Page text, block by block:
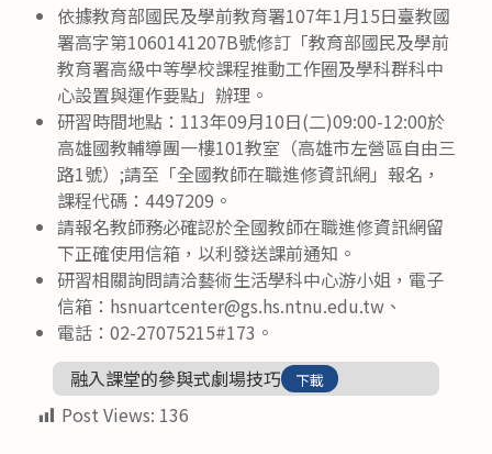
依據教育部國民及學前教育署107年1月15日臺教國
署高字第1060141207B號修訂「教育部國民及學前
教育署高級中等學校課程推動工作圈及學科群科中
心設置與運作要點」辦理。
研習時間地點：113年09月10日(二)09:00-12:00於
高雄國教輔導團一樓101教室（高雄市左營區自由三
路1號）;請至「全國教師在職進修資訊網」報名，
課程代碼：4497209。
請報名教師務必確認於全國教師在職進修資訊網留
下正確使用信箱，以利發送課前通知。
研習相關詢問請洽藝術生活學科中心游小姐，電子
信箱：hsnuartcenter@gs.hs.ntnu.edu.tw、
電話：02-27075215#173。
融入課堂的參與式劇場技巧
下載
Post Views: 136